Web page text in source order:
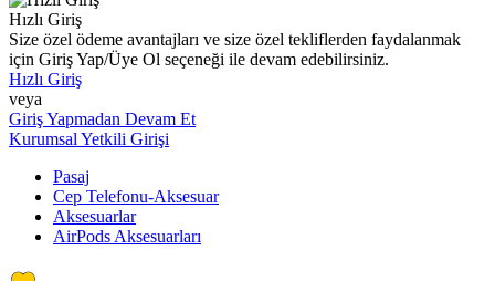
Hızlı Giriş
Size özel ödeme avantajları ve size özel tekliflerden faydalanmak
için Giriş Yap/Üye Ol seçeneği ile devam edebilirsiniz.
Hızlı Giriş
veya
Giriş Yapmadan Devam Et
Kurumsal Yetkili Girişi
Pasaj
Cep Telefonu-Aksesuar
Aksesuarlar
AirPods Aksesuarları